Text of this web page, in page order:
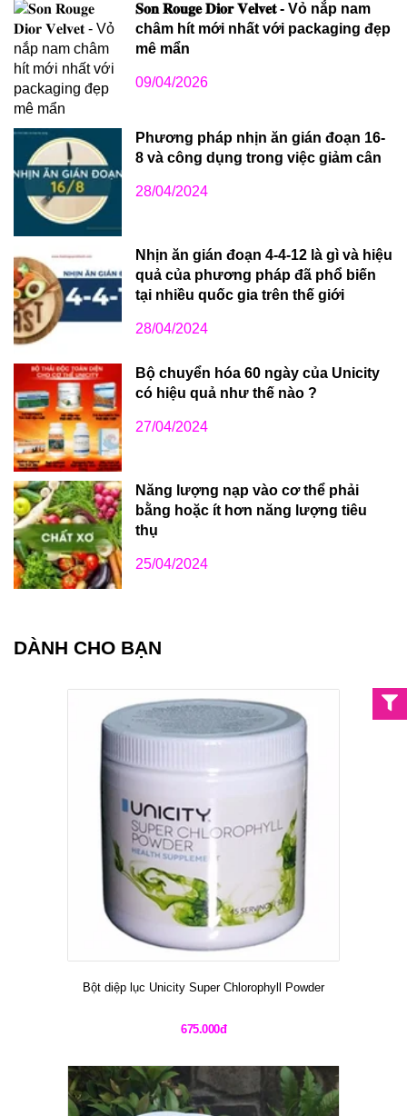
𝐒𝐨𝐧 𝐑𝐨𝐮𝐠𝐞 𝐃𝐢𝐨𝐫 𝐕𝐞𝐥𝐯𝐞𝐭 - Vỏ nắp nam
châm hít mới nhất với packaging đẹp
mê mẩn
09/04/2026
Phương pháp nhịn ăn gián đoạn 16-
8 và công dụng trong việc giảm cân
28/04/2024
Nhịn ăn gián đoạn 4-4-12 là gì và hiệu
quả của phương pháp đã phổ biến
tại nhiều quốc gia trên thế giới
28/04/2024
Bộ chuyển hóa 60 ngày của Unicity
có hiệu quả như thế nào ?
27/04/2024
Năng lượng nạp vào cơ thể phải
bằng hoặc ít hơn năng lượng tiêu
thụ
25/04/2024
DÀNH CHO BẠN
Bột diệp lục Unicity Super Chlorophyll Powder
675.000đ